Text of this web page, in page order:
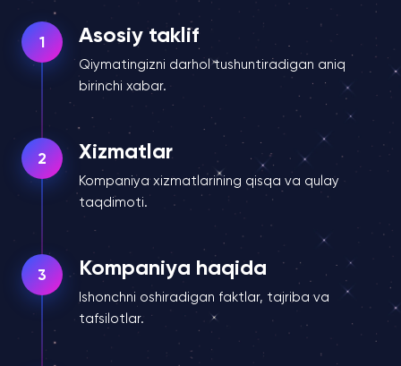
1 Asosiy taklif
Qiymatingizni darhol tushuntiradigan aniq
birinchi xabar.
2 Xizmatlar
Kompaniya xizmatlarining qisqa va qulay
taqdimoti.
3 Kompaniya haqida
Ishonchni oshiradigan faktlar, tajriba va
tafsilotlar.